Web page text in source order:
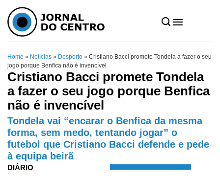
Home » Notícias » Desporto » Cristiano Bacci promete Tondela a fazer o seu
jogo porque Benfica não é invencível
Cristiano Bacci promete Tondela
a fazer o seu jogo porque Benfica
não é invencível
Tondela vai “encarar o Benfica da mesma
forma, sem medo, tentando jogar” o
futebol que Cristiano Bacci defende e pede
à equipa beirã
DIÁRIO